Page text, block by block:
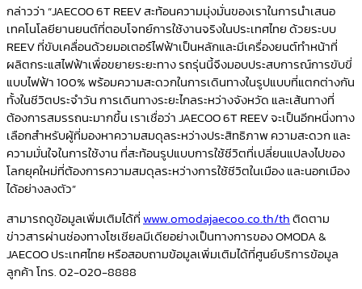
กล่าวว่า “JAECOO 6T REEV สะท้อนความมุ่งมั่นของเราในการนำเสนอ
เทคโนโลยียานยนต์ที่ตอบโจทย์การใช้งานจริงในประเทศไทย ด้วยระบบ
REEV ที่ขับเคลื่อนด้วยมอเตอร์ไฟฟ้าเป็นหลักและมีเครื่องยนต์ทำหน้าที่
ผลิตกระแสไฟฟ้าเพื่อขยายระยะทาง รถรุ่นนี้จึงมอบประสบการณ์การขับขี่
แบบไฟฟ้า 100% พร้อมความสะดวกในการเดินทางในรูปแบบที่แตกต่างกัน
ทั้งในชีวิตประจำวัน การเดินทางระยะไกลระหว่างจังหวัด และเส้นทางที่
ต้องการสมรรถนะมากขึ้น เราเชื่อว่า JAECOO 6T REEV จะเป็นอีกหนึ่งทาง
เลือกสำหรับผู้ที่มองหาความสมดุลระหว่างประสิทธิภาพ ความสะดวก และ
ความมั่นใจในการใช้งาน ที่สะท้อนรูปแบบการใช้ชีวิตที่เปลี่ยนแปลงไปของ
โลกยุคใหม่ที่ต้องการความสมดุลระหว่างการใช้ชีวิตในเมือง และนอกเมือง
ได้อย่างลงตัว”
สามารถดูข้อมูลเพิ่มเติมได้ที่www.omodajaecoo.co.th/thติดตาม
ข่าวสารผ่านช่องทางโซเชียลมีเดียอย่างเป็นทางการของ OMODA &
JAECOO ประเทศไทย หรือสอบถามข้อมูลเพิ่มเติมได้ที่ศูนย์บริการข้อมูล
ลูกค้า โทร. 02-020-8888